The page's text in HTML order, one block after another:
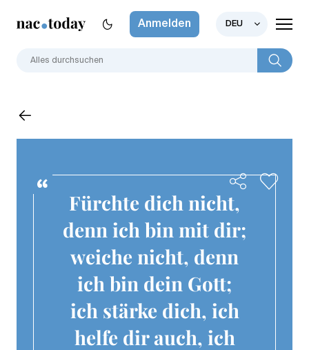
Anmelden DEU
Fürchte dich nicht,
denn ich bin mit dir;
weiche nicht, denn
ich bin dein Gott;
ich stärke dich, ich
helfe dir auch, ich